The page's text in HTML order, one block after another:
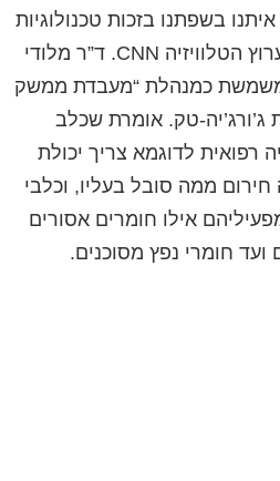
בשפתנו בזכות טכנולוגיות
חדשות, כך מספרים לנו ערוץ הטלוויזיה CNN. ד”ר מלודי
כמנהלת “מעבדת ממשק
טק. אומרת שכלב
לדוגמא צריך יכולת
ממה סובל בעליו, וכלבי
אילו חומרים אסורים
חומרי נפץ מסוכנים.